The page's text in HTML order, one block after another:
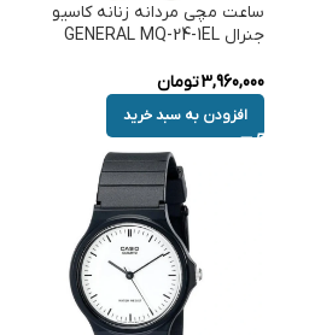
ساعت مچی مردانه زنانه کاسیو
جنرال GENERAL MQ-24-1EL
3,960,000تومان
افزودن به سبد خرید